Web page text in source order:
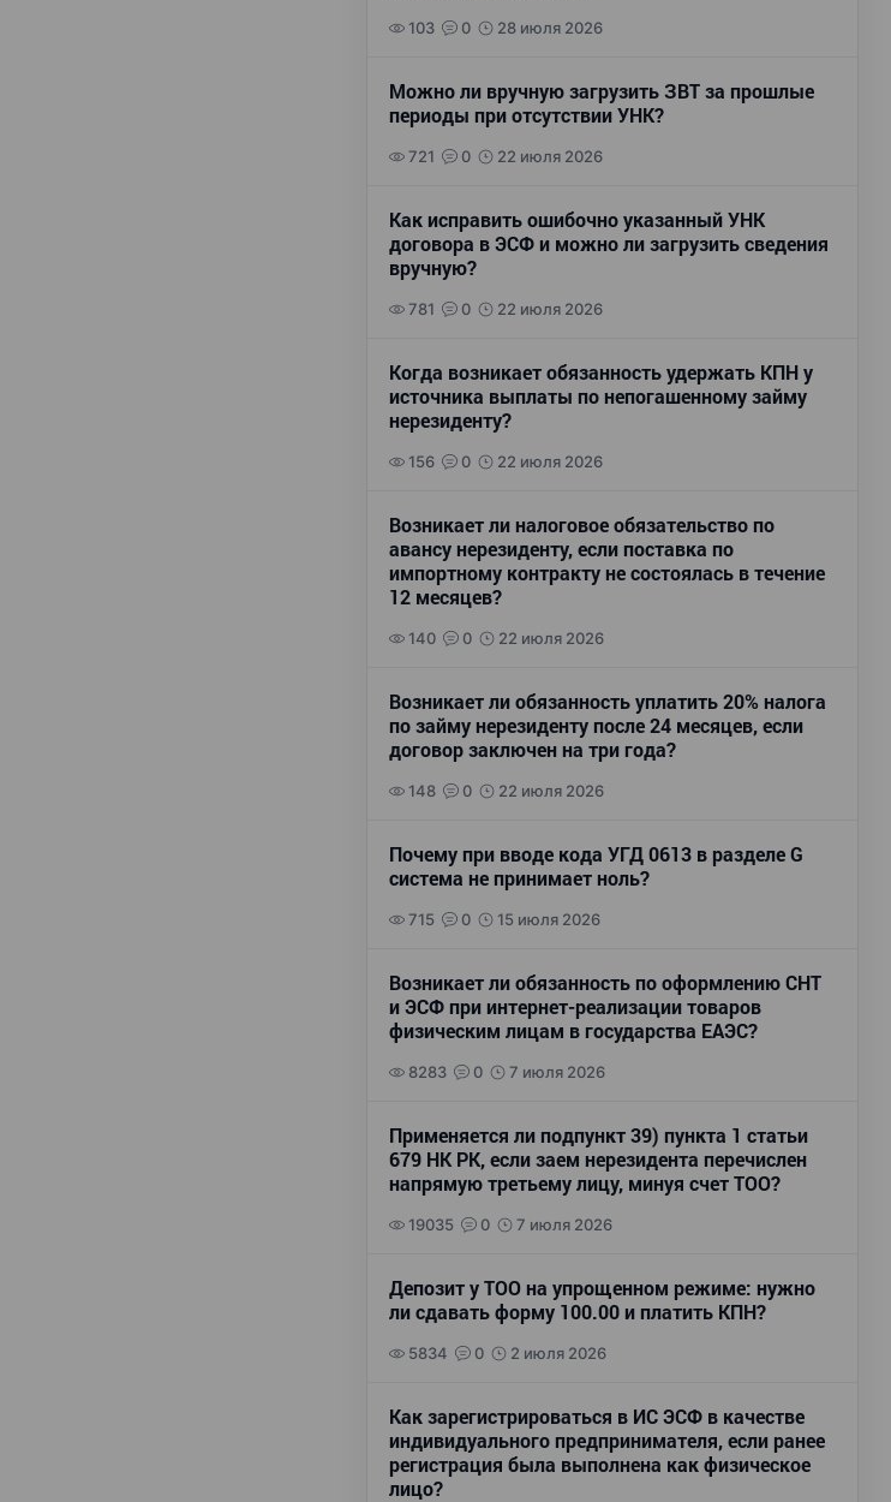
103 0 28 июля 2026
Можно ли вручную загрузить ЗВТ за прошлые
периоды при отсутствии УНК?
721 0 22 июля 2026
Как исправить ошибочно указанный УНК
договора в ЭСФ и можно ли загрузить сведения
вручную?
781 0 22 июля 2026
Когда возникает обязанность удержать КПН у
источника выплаты по непогашенному займу
нерезиденту?
156 0 22 июля 2026
Возникает ли налоговое обязательство по
авансу нерезиденту, если поставка по
импортному контракту не состоялась в течение
12 месяцев?
140 0 22 июля 2026
Возникает ли обязанность уплатить 20% налога
по займу нерезиденту после 24 месяцев, если
договор заключен на три года?
148 0 22 июля 2026
Почему при вводе кода УГД 0613 в разделе G
система не принимает ноль?
715 0 15 июля 2026
Возникает ли обязанность по оформлению СНТ
и ЭСФ при интернет-реализации товаров
физическим лицам в государства ЕАЭС?
8283 0 7 июля 2026
Применяется ли подпункт 39) пункта 1 статьи
679 НК РК, если заем нерезидента перечислен
напрямую третьему лицу, минуя счет ТОО?
19035 0 7 июля 2026
Депозит у ТОО на упрощенном режиме: нужно
ли сдавать форму 100.00 и платить КПН?
5834 0 2 июля 2026
Как зарегистрироваться в ИС ЭСФ в качестве
индивидуального предпринимателя, если ранее
регистрация была выполнена как физическое
лицо?